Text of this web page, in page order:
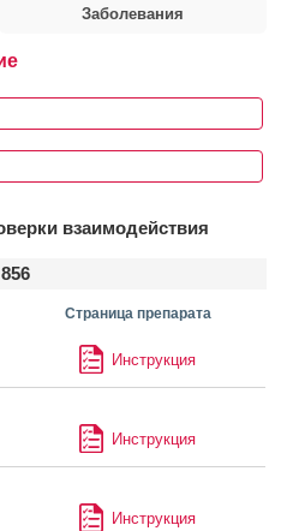
Заболевания
взаимодействия
856
Страница препарата
Инструкция
Инструкция
Инструкция